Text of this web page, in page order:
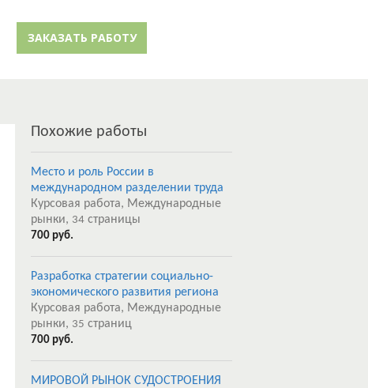
ЗАКАЗАТЬ РАБОТУ
Похожие работы
Место и роль России в
международном разделении труда
Курсовая работа, Международные
рынки, 34 страницы
700 руб.
Разработка стратегии социально-
экономического развития региона
Курсовая работа, Международные
рынки, 35 страниц
700 руб.
МИРОВОЙ РЫНОК СУДОСТРОЕНИЯ